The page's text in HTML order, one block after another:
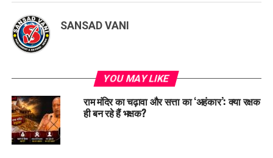
SANSAD VANI
YOU MAY LIKE
राम मंदिर का चढ़ावा और सत्ता का ‘अहंकार’: क्या रक्षक
ही बन रहे हैं भक्षक?